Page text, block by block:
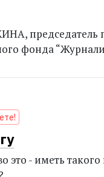
председатель
фонда
это - иметь